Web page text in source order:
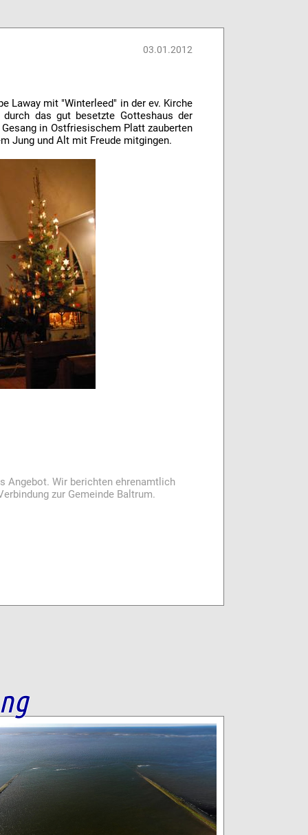
03.01.2012
Laway mit "Winterleed" in der ev. Kirche
das gut besetzte Gotteshaus der
in Ostfriesischem Platt zauberten
Jung und Alt mit Freude mitgingen.
Angebot. Wir berichten ehrenamtlich
zur Gemeinde Baltrum.